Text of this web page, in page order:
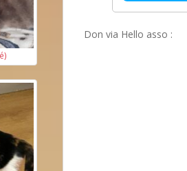
Don via Hello asso :